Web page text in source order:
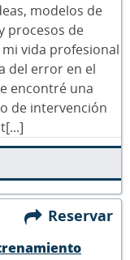
modelos de
procesos de
vida profesional
del error en el
encontré una
de intervención
Reservar